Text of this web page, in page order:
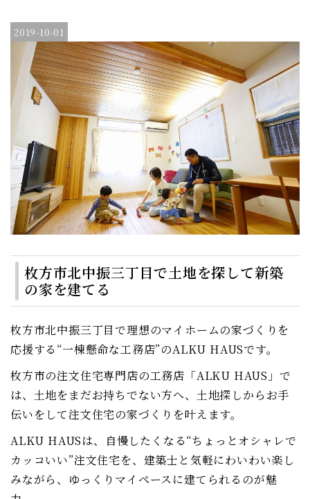
2019-10-01
枚方市北中振三丁目で土地を探して新築
の家を建てる
枚方市北中振三丁目で理想のマイホームの家づくりを
応援する“一棟懸命な工務店”のALKU HAUSです。
枚方市の注文住宅専門店の工務店「ALKU HAUS」で
は、土地をまだお持ちでない方へ、土地探しからお手
伝いをして注文住宅の家づくりを叶えます。
ALKU HAUSは、自慢したくなる“ちょっとオシャレで
カッコいい”注文住宅を、建築士と気軽にわいわい楽し
みながら、ゆっくりマイペースに建てられるのが魅